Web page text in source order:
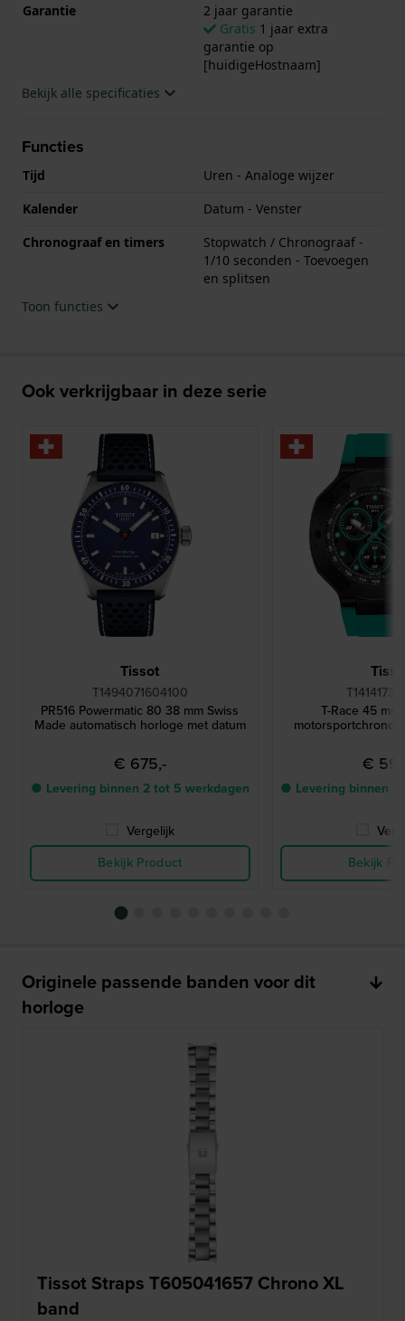
Garantie
2 jaar garantie
Gratis 1 jaar extra
garantie op
[huidigeHostnaam]
Bekijk alle specificaties
Functies
Tijd
Uren - Analoge wijzer
Kalender
Datum - Venster
Chronograaf en timers
Stopwatch / Chronograaf -
1/10 seconden - Toevoegen
en splitsen
Toon functies
Ook verkrijgbaar in deze serie
Tissot
T1494071604100
PR516 Powermatic 80 38 mm Swiss
Made automatisch horloge met datum
€ 675,-
● Levering binnen 2 tot 5 werkdagen
Vergelijk
Bekijk Product
T-Race 45
€
● Levering binnen
Bekijk
Originele passende banden voor dit
horloge
Tissot Straps T605041657 Chrono XL
band